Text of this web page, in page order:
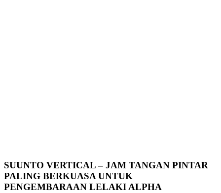
SUUNTO VERTICAL – JAM TANGAN PINTAR
PALING BERKUASA UNTUK
PENGEMBARAAN LELAKI ALPHA